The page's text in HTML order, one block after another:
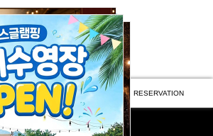
PENSION GLAMPING JACE INFO RESERVATION